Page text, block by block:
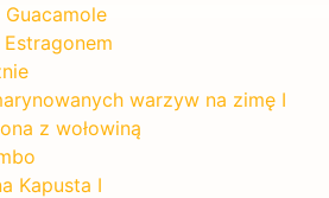
warzyw na zimę I
z wołowiną
Kapusta I